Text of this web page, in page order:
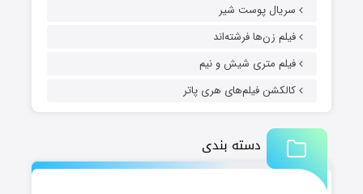
سریال پوست شیر
فیلم زن‌ها فرشته‌اند
فیلم متری شیش و نیم
کالکشن فیلم‌های هری پاتر
دسته بندی